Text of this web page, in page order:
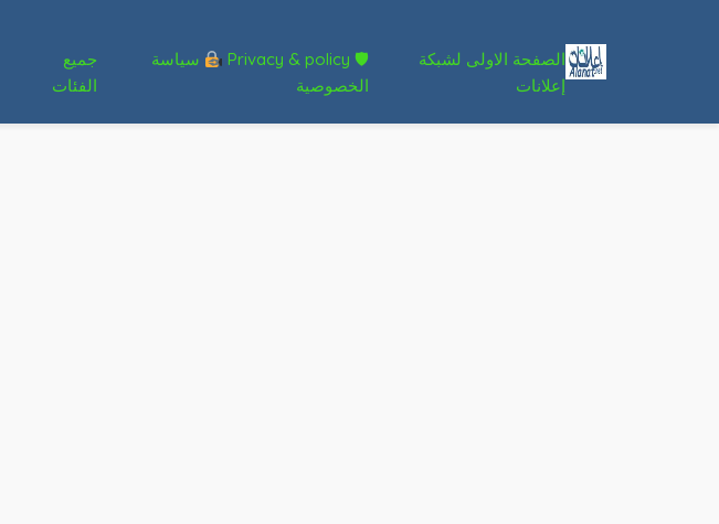
الصفحة الاولى لشبكة
إعلانات
🛡 Privacy & policy
سياسة
الخصوصية
جميع
الفئات